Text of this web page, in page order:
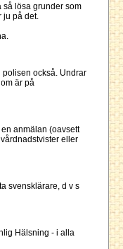
så lösa grunder som
ju på det.
också. Undrar
är på
anmälan (oavsett
eller
svensklärare, d v s
Hälsning - i alla